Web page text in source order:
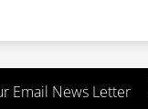
Email News Letter